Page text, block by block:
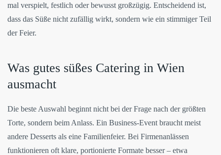
mal verspielt, festlich oder bewusst großzügig. Entscheidend ist,
dass das Süße nicht zufällig wirkt, sondern wie ein stimmiger Teil
der Feier.
Was gutes süßes Catering in Wien
ausmacht
Die beste Auswahl beginnt nicht bei der Frage nach der größten
Torte, sondern beim Anlass. Ein Business-Event braucht meist
andere Desserts als eine Familienfeier. Bei Firmenanlässen
funktionieren oft klare, portionierte Formate besser – etwa